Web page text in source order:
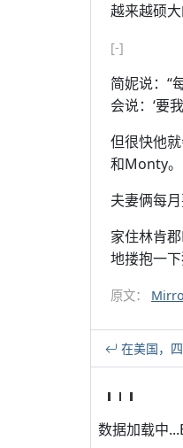
越来越硕
[-]
简妮说：“
会说：‘要
但很快他
和Monty。
夫妻俩每
家住林肯
地搂抱一
原文：
在美国，
数据加载中